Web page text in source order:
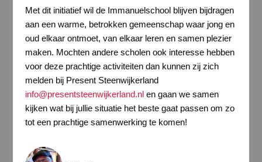
Met dit initiatief wil de Immanuelschool blijven bijdragen
aan een warme, betrokken gemeenschap waar jong en
oud elkaar ontmoet, van elkaar leren en samen plezier
maken. Mochten andere scholen ook interesse hebben
voor deze prachtige activiteiten dan kunnen zij zich
melden bij Present Steenwijkerland
info@presentsteenwijkerland.nlen gaan we samen
kijken wat bij jullie situatie het beste gaat passen om zo
tot een prachtige samenwerking te komen!